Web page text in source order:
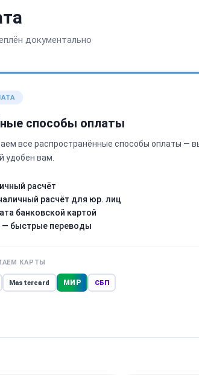
документально
способы оплаты
все распространённые способы оплаты —
удобен вам.
расчёт
расчёт для юр. лиц
банковской картой
— быстрые переводы
КАРТЫ
Mastercard МИР СБП